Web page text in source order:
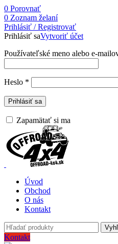
0 Porovnať
0 Zoznam želaní
Prihlásiť / Registrovať
Prihlásiť saVytvoriť účet
Používateľské meno alebo e-
Heslo *
Prihlásiť sa
Zapamätať si ma
Úvod
Obchod
O nás
Kontakt
Kontakt